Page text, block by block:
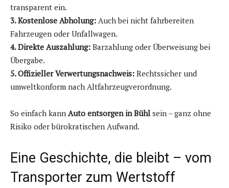
transparent ein.
3. Kostenlose Abholung: Auch bei nicht fahrbereiten
Fahrzeugen oder Unfallwagen.
4. Direkte Auszahlung: Barzahlung oder Überweisung bei
Übergabe.
5. Offizieller Verwertungsnachweis: Rechtssicher und
umweltkonform nach Altfahrzeugverordnung.
So einfach kann Auto entsorgen in Bühl sein – ganz ohne
Risiko oder bürokratischen Aufwand.
Eine Geschichte, die bleibt – vom
Transporter zum Wertstoff